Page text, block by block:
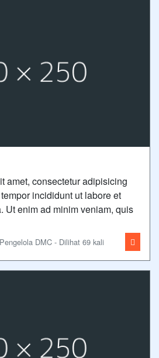
amet, consectetur adipisicing
incididunt ut labore et
Ut enim ad minim veniam, quis
DMC - Dilihat 69 kali